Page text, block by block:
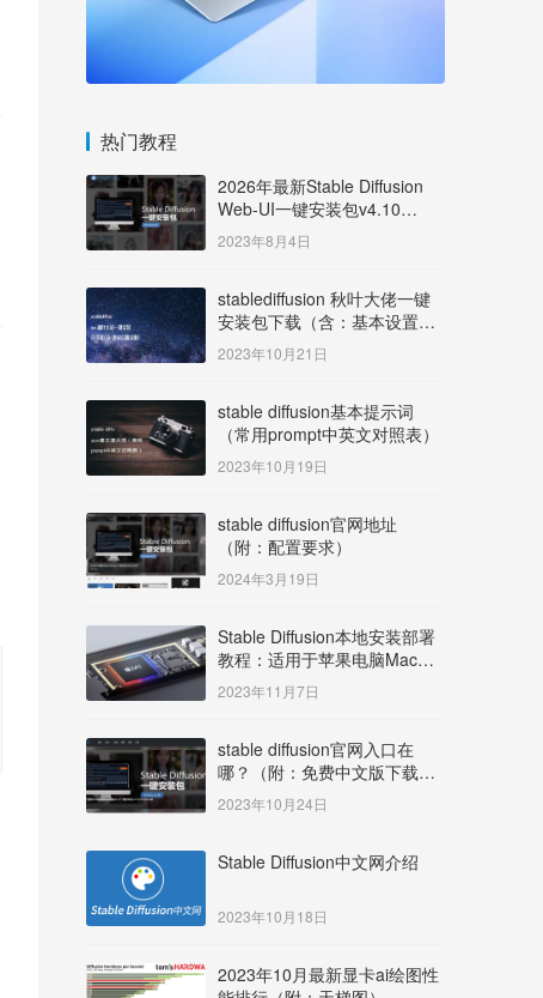
热门教程
2026年最新Stable Diffusion
Web-UI一键安装包v4.10
Windows版【支持50系显卡】
2023年8月4日
stablediffusion 秋叶大佬一键
安装包下载（含：基本设置说
明）
2023年10月21日
stable diffusion基本提示词
（常用prompt中英文对照表）
2023年10月19日
stable diffusion官网地址
（附：配置要求）
2024年3月19日
Stable Diffusion本地安装部署
教程：适用于苹果电脑Mac
OS系统M系列芯片：
MacBook/iMac等
2023年11月7日
stable diffusion官网入口在
哪？（附：免费中文版下载安
装教程）
2023年10月24日
Stable Diffusion中文网介绍
2023年10月18日
2023年10月最新显卡ai绘图性